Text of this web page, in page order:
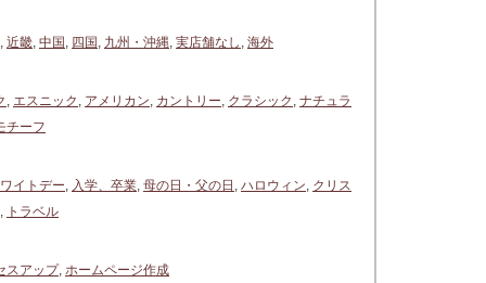
, 近畿, 中国 , 四国 , 九州・沖縄, 実店舗なし , 海外
, エスニック , アメリカン, カントリー, クラシック , ナチュラ
チーフ
イトデー, 入学、卒業, 母の日・父の日 , ハロウィン, クリス
, トラベル
スアップ, ホームページ作成